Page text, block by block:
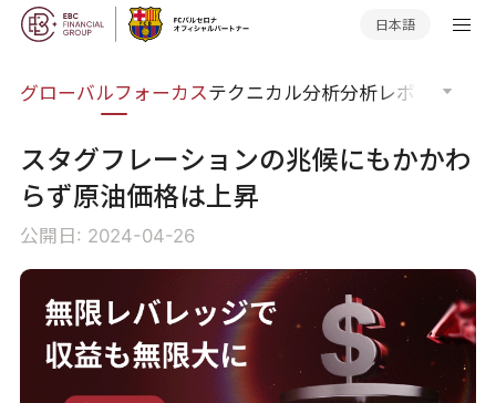
日本語
グローバルフォーカステクニカル分析分析レポート
スタグフレーションの兆候にもかかわ
らず原油価格は上昇
公開日: 2024-04-26